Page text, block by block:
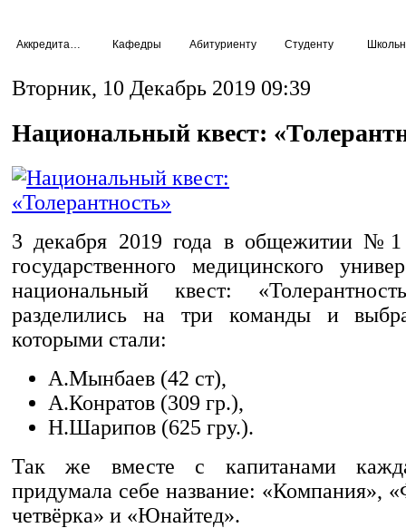
Кафедры Абитуриенту Студенту
Вторник, 10 Декабрь 2019 09:39
Национальный квест:
3 декабря 2019 года в общежитии №1
государственного медицинского
национальный квест:
разделились на три команды и
которыми стали:
А.Мынбаев (42 ст),
А.Конратов (309 гр.),
Н.Шарипов (625 гру.).
Так же вместе с капитанами
придумала себе название: «Компания»,
четвёрка» и «Юнайтед».